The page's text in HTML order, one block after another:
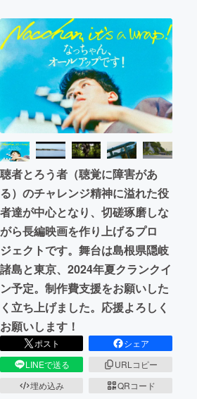
テクノロジー・ガジェット
映像・映画
ビジネス・起業
まちづくり・地域活性化
CAMPFIRE for Social Good
CAMPFIREふるさと納税
聴者とろう者（聴覚に障害があ
る）のチャレンジ精神に溢れた役
者達が中心となり、切磋琢磨しな
がら長編映画を作り上げるプロ
ジェクトです。舞台は島根県隠岐
諸島と東京、2024年夏クランクイ
ン予定。制作費支援をお願いした
く立ち上げました。応援よろしく
お願いします！
ポスト
シェア
LINEで送る
URLコピー
埋め込み
QRコード